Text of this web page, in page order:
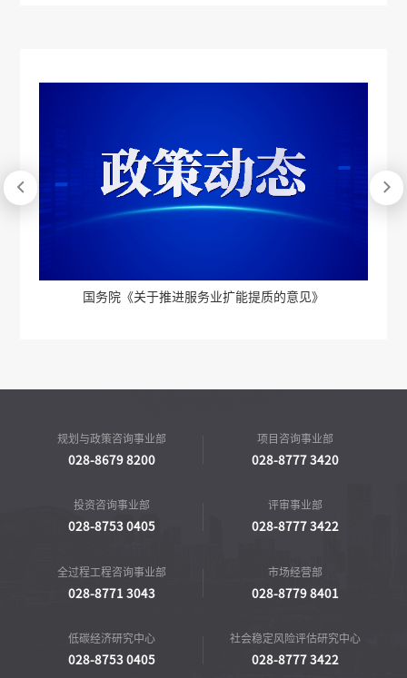
国务院《关于推进服务业扩能提质的意见》
 
规划与政策咨询事业部
028-8679 8200
项目咨询事业部
028-8777 3420
投资咨询事业部
028-8753 0405
评审事业部
028-8777 3422
全过程工程咨询事业部
028-8771 3043
市场经营部
028-8779 8401
低碳经济研究中心
028-8753 0405
社会稳定风险评估研究中心
028-8777 3422